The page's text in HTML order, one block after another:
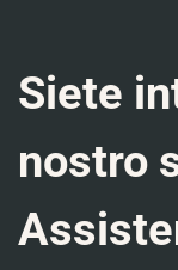
Siete
nostro